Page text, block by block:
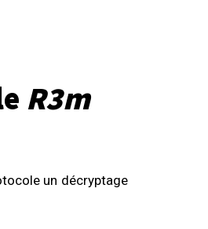
R3m
un décryptage